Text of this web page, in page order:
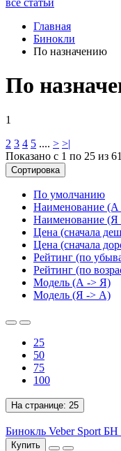
все статьи
Главная
Бинокли
По назначению
По
1
2 3 4 5 .... > >|
Показано с 1 по 25 из
Сортировка
По умолчанию
Наименование
Наименование
Цена (сначала
Цена (сначала
Рейтинг (по
Рейтинг (по
Модель (А -> Я)
Модель (Я -> А)
25
50
75
100
На странице: 25
Бинокль Veber Sport
Купить